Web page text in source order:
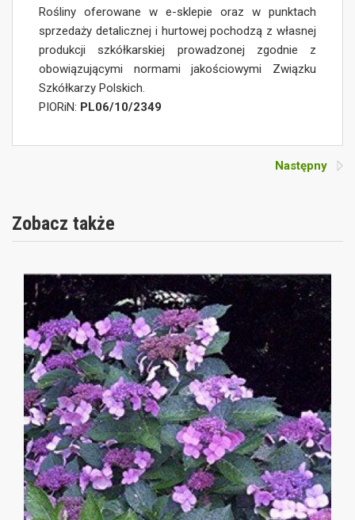
Rośliny oferowane w e-sklepie oraz w punktach
sprzedaży detalicznej i hurtowej pochodzą z własnej
produkcji szkółkarskiej prowadzonej zgodnie z
obowiązującymi normami jakościowymi Związku
Szkółkarzy Polskich.
PIORiN: PL06/10/2349
Następny
Zobacz także